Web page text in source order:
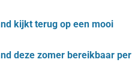
kijkt terug op een mooi
deze zomer bereikbaar per